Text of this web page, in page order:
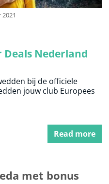
Nederland
bij de officiele
jouw club Europees
Read more
met bonus